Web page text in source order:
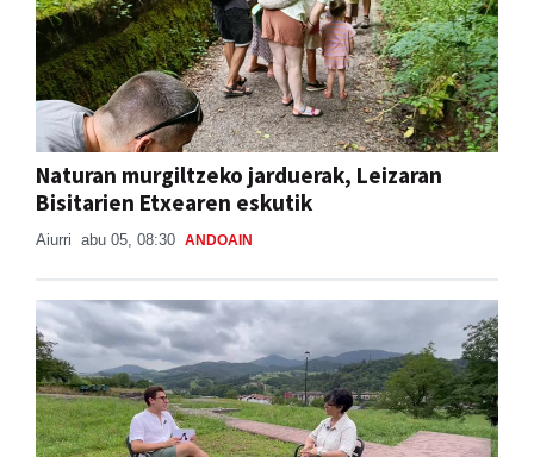
Naturan murgiltzeko jarduerak, Leizaran
Bisitarien Etxearen eskutik
Aiurri abu 05, 08:30 ANDOAIN